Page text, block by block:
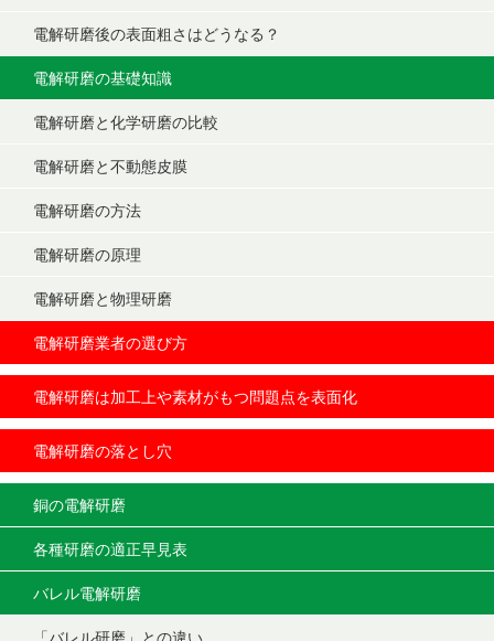
電解研磨後の表面粗さはどうなる？
電解研磨の基礎知識
電解研磨と化学研磨の比較
電解研磨と不動態皮膜
電解研磨の方法
電解研磨の原理
電解研磨と物理研磨
電解研磨業者の選び方
電解研磨は加工上や素材がもつ問題点を表面化
電解研磨の落とし穴
銅の電解研磨
各種研磨の適正早見表
バレル電解研磨